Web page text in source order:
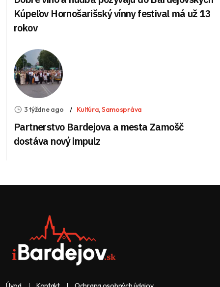
Kúpeľov Hornošarišský vínny festival má už 13
rokov
3 týždne ago Kultúra,Samospráva
Partnerstvo Bardejova a mesta Zamošč
dostáva nový impulz